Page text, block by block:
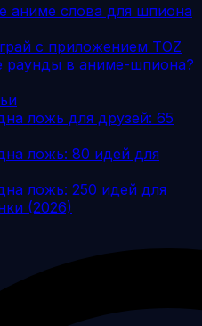
аниме слова для шпиона
с приложением TOZ
раунды в аниме-шпиона?
ложь для друзей: 65
ложь: 80 идей для
ложь: 250 идей для
(2026)